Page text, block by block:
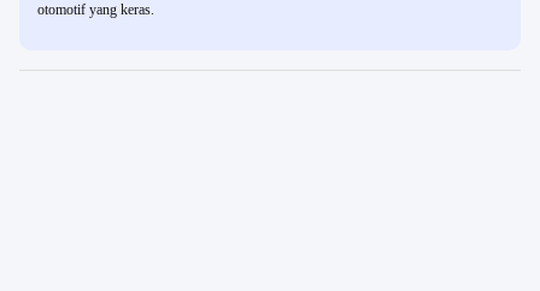
otomotif yang keras.